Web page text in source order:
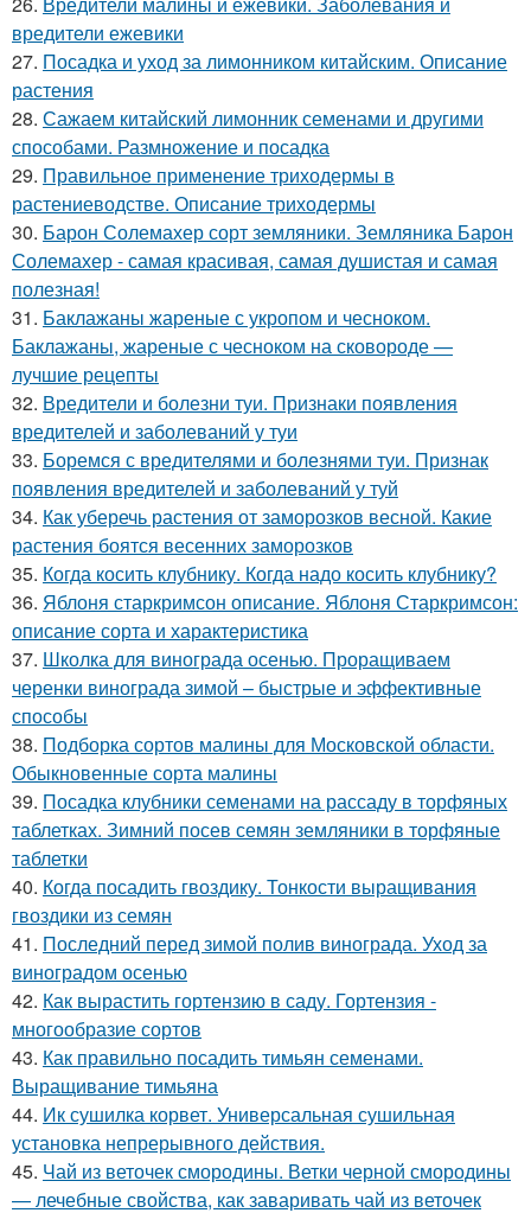
вредители ежевики
27. Посадка и уход за лимонником китайским. Описание
растения
28. Сажаем китайский лимонник семенами и другими
способами. Размножение и посадка
29. Правильное применение триходермы в
растениеводстве. Описание триходермы
30. Барон Солемахер сорт земляники. Земляника Барон
Солемахер - самая красивая, самая душистая и самая
полезная!
31. Баклажаны жареные с укропом и чесноком.
Баклажаны, жареные с чесноком на сковороде —
лучшие рецепты
32. Вредители и болезни туи. Признаки появления
вредителей и заболеваний у туи
33. Боремся с вредителями и болезнями туи. Признак
появления вредителей и заболеваний у туй
34. Как уберечь растения от заморозков весной. Какие
растения боятся весенних заморозков
35. Когда косить клубнику. Когда надо косить клубнику?
36. Яблоня старкримсон описание. Яблоня Старкримсон:
описание сорта и характеристика
37. Школка для винограда осенью. Проращиваем
черенки винограда зимой – быстрые и эффективные
способы
38. Подборка сортов малины для Московской области.
Обыкновенные сорта малины
39. Посадка клубники семенами на рассаду в торфяных
таблетках. Зимний посев семян земляники в торфяные
таблетки
40. Когда посадить гвоздику. Тонкости выращивания
гвоздики из семян
41. Последний перед зимой полив винограда. Уход за
виноградом осенью
42. Как вырастить гортензию в саду. Гортензия -
многообразие сортов
43. Как правильно посадить тимьян семенами.
Выращивание тимьяна
44. Ик сушилка корвет. Универсальная сушильная
установка непрерывного действия.
45. Чай из веточек смородины. Ветки черной смородины
— лечебные свойства, как заваривать чай из веточек